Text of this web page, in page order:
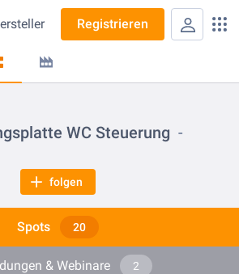
Registrieren
WC Steuerung
folgen
Spots 20
& Webinare 2